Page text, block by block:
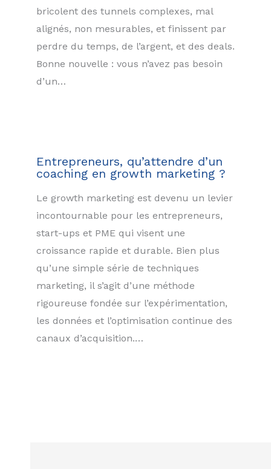
bricolent des tunnels complexes, mal
alignés, non mesurables, et finissent par
perdre du temps, de l’argent, et des deals.
Bonne nouvelle : vous n’avez pas besoin
d’un…
Entrepreneurs, qu’attendre d’un
coaching en growth marketing ?
Le growth marketing est devenu un levier
incontournable pour les entrepreneurs,
start-ups et PME qui visent une
croissance rapide et durable. Bien plus
qu’une simple série de techniques
marketing, il s’agit d’une méthode
rigoureuse fondée sur l’expérimentation,
les données et l’optimisation continue des
canaux d’acquisition.…